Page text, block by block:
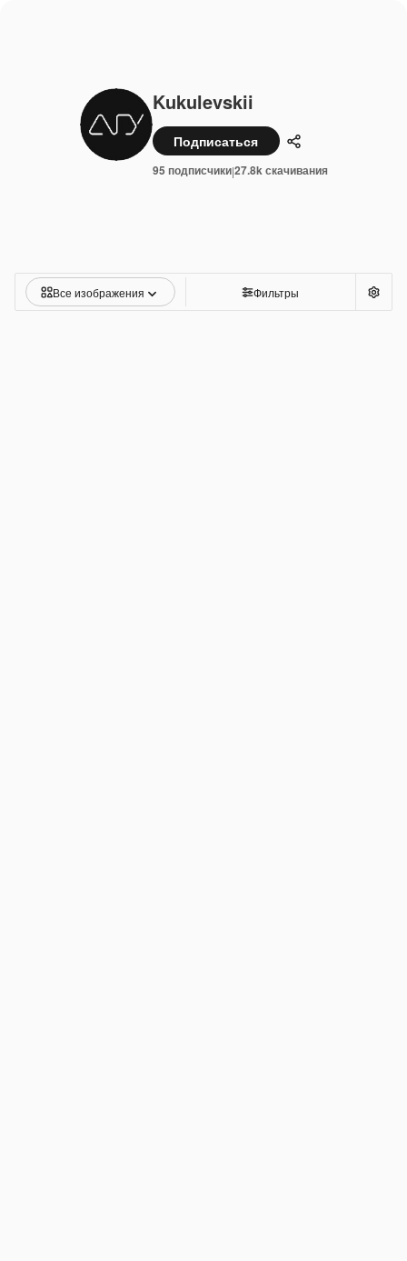
Kukulevskii
Подписаться Поделиться
95 подписчики|27.8k скачивания
Все изображения Фильтры